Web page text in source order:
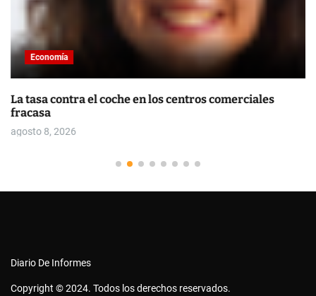
Economía
La tasa contra el coche en los centros comerciales
fracasa
agosto 8, 2026
Diario De Informes
Copyright © 2024. Todos los derechos reservados.